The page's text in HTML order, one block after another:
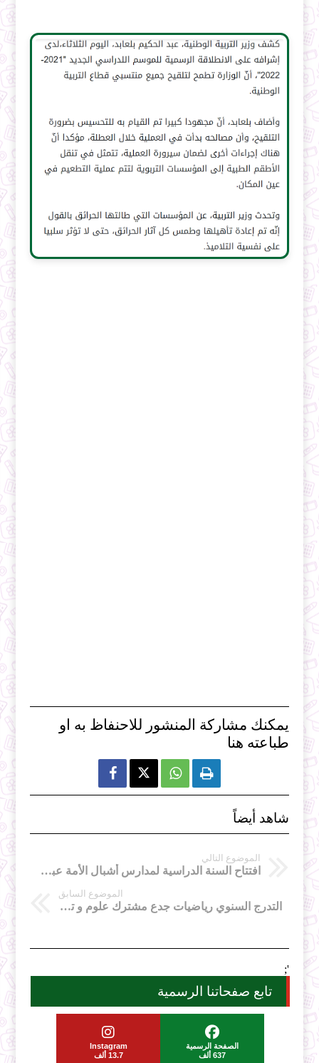
يمكنك مشاركة المنشور للاحنفاظ به او
طباعته هنا
  
شاهد أيضاً
الموضوع التالي
افتتاح السنة الدراسية لمدارس أشبال الأمة عبر كامل النواحي العسكرية
الموضوع السابق
التدرج السنوي رياضيات جدع مشترك علوم و تكنولوجيا
';
تابع صفحاتنا الرسمية
الصفحة الرسمية
637 ألف
Instagram
13.7 ألف